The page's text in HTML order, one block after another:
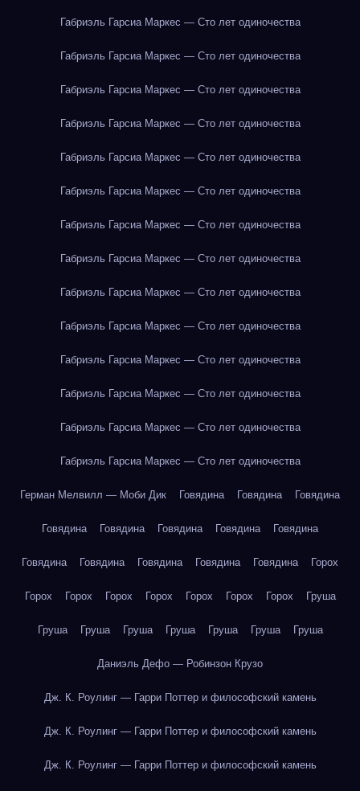
Габриэль Гарсиа Маркес — Сто лет одиночества
Габриэль Гарсиа Маркес — Сто лет одиночества
Габриэль Гарсиа Маркес — Сто лет одиночества
Габриэль Гарсиа Маркес — Сто лет одиночества
Габриэль Гарсиа Маркес — Сто лет одиночества
Габриэль Гарсиа Маркес — Сто лет одиночества
Габриэль Гарсиа Маркес — Сто лет одиночества
Габриэль Гарсиа Маркес — Сто лет одиночества
Габриэль Гарсиа Маркес — Сто лет одиночества
Габриэль Гарсиа Маркес — Сто лет одиночества
Габриэль Гарсиа Маркес — Сто лет одиночества
Габриэль Гарсиа Маркес — Сто лет одиночества
Габриэль Гарсиа Маркес — Сто лет одиночества
Габриэль Гарсиа Маркес — Сто лет одиночества
Герман Мелвилл — Моби Дик Говядина Говядина Говядина
Говядина Говядина Говядина Говядина Говядина
Говядина Говядина Говядина Говядина Говядина Горох
Горох Горох Горох Горох Горох Горох Горох Груша
Груша Груша Груша Груша Груша Груша Груша
Даниэль Дефо — Робинзон Крузо
Дж. К. Роулинг — Гарри Поттер и философский камень
Дж. К. Роулинг — Гарри Поттер и философский камень
Дж. К. Роулинг — Гарри Поттер и философский камень